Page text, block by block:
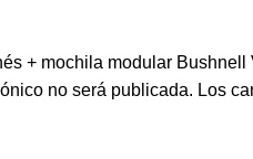
+ mochila modular Bushnell
no será publicada. Los